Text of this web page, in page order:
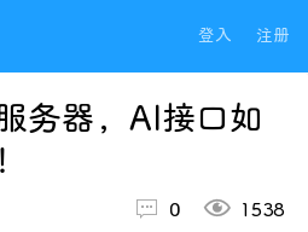
登入 注册
务器，AI接口如
 0  1538